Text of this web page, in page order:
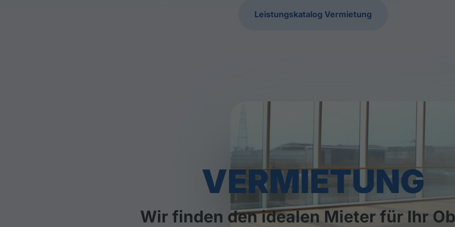
Leistungskatalog Vermietung
VERMIETUNG
Wir finden den idealen Mieter für Ihr